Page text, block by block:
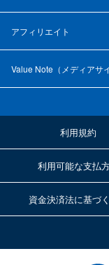
アフィリエイト
Value Note（ メディアサ
利用規約
利用可能な支払
資金決済法に基づ